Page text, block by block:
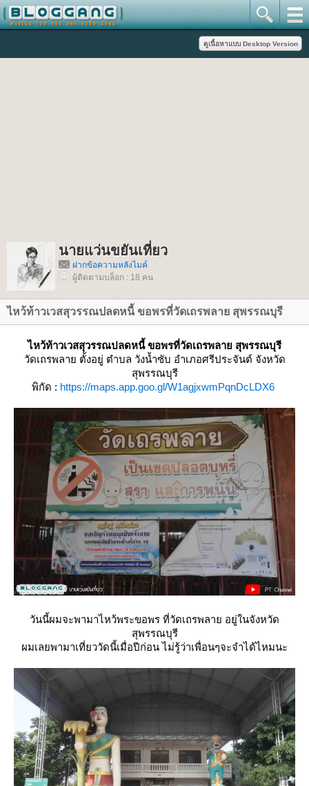
นายแว่นขยันเที่ยว
ฝากข้อความหลังไมค์
ผู้ติดตามบล็อก : 18 คน
ไหว้ท้าวเวสสุวรรณปลดหนี้ ขอพรที่วัดเถรพลาย สุพรรณบุรี
ไหว้ท้าวเวสสุวรรณปลดหนี้ ขอพรที่วัดเถรพลาย สุพรรณบุรี
วัดเถรพลา ตั้งอยู่ ตำบล วังน้ำซับ อำเภอศรีประจันต์ จังหวัด
สุพรรณบุรี
พิกัด : https://maps.app.goo.gl/W1agjxwmPqnDcLDX6
วันนี้ผมจะพามาไหว้พระขอพร ที่วัดเถรพลาย อยู่ในจังหวัด
สุพรรณบุรี
ผมเลยพามาเที่ยววัดนี้เมื่อปีก่อน ไม่รู้ว่าเพื่อนๆจะจำได้ไหมนะ